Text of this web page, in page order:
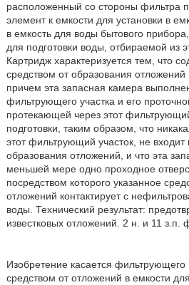
расположенный со стороны фильтра
элемент к емкости для установки в
в емкость для воды бытового
для подготовки воды, отбираемой из
Картридж характеризуется тем, что
средством от образования отложений
причем эта запасная камера
фильтрующего участка и его
протекающей через этот
подготовки, таким образом, что
этот фильтрующий участок, не входит
образования отложений, и что эта
меньшей мере одно проходное
посредством которого указанное
отложений контактирует с
воды. Технический результат:
известковых отложений. 2 н. и 11 з.п.
Изобретение касается
средством от отложений в емкости